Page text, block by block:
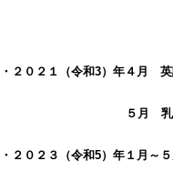
・２０２１（令和3）年４月
５月 乳児部内
・２０２３（令和5）年１月～